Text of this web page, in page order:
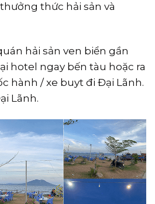
thức hải sản và
hải sản ven biển gần
hotel ngay bến tàu hoặc ra
hành / xe buyt đi Đại Lãnh.
Lãnh.